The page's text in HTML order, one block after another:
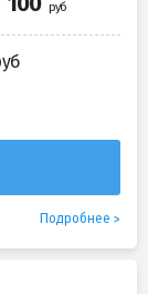
Подробнее